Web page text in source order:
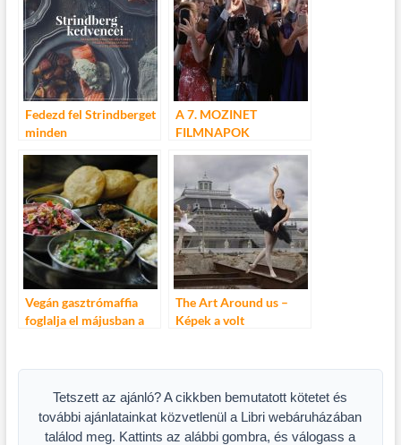
Fedezd fel Strindberget
minden
A 7. MOZINET
FILMNAPOK
Vegán gasztrómaffia
foglalja el májusban a
The Art Around us –
Képek a volt
Tetszett az ajánló? A cikkben bemutatott kötetet és
további ajánlatainkat közvetlenül a Libri webáruházában
találod meg. Kattints az alábbi gombra, és válogass a